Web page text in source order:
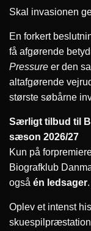
Skal invasionen
En forkert
få afgørende
Pressure er den
altafgørende
største søbårne
Særligt tilbud til
sæson 2026/27
Kun på
Biografklub
også én ledsager.
Oplev et intenst